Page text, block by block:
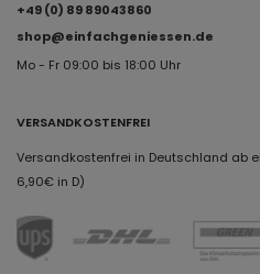
+49 (0) 89 89043860
shop@einfachgeniessen.de
Mo - Fr 09:00 bis 18:00 Uhr
VERSANDKOSTENFREI
Versandkostenfrei in Deutschland ab
6,90€ in D)